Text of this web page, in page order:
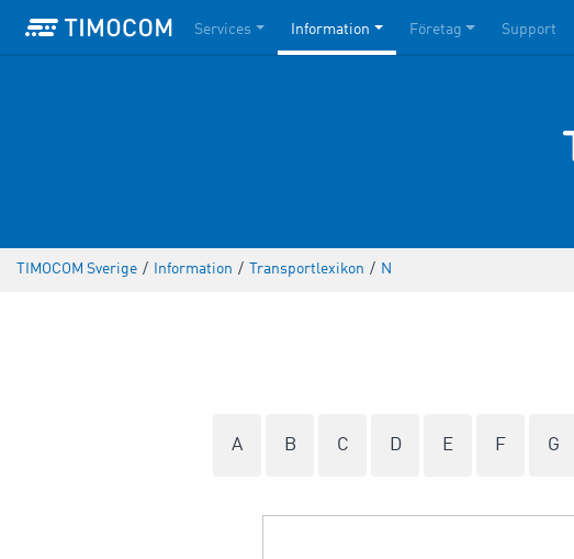
Services Information Företag Support
TIMOCOM Sverige / Information / Transportlexikon / N
A B C D E F G